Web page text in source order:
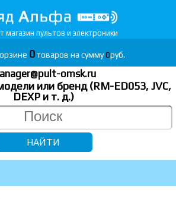
магазин пультов и электроники
0товаров на сумму0руб.
omsk.ru
или бренд (RM-ED053, JVC,
DEXP и т. д.)